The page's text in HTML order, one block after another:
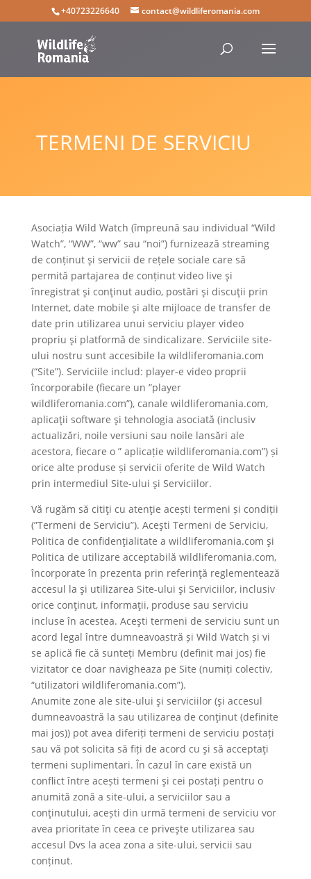
+40723226640 contact@wildliferomania.com
TERMENI DE SERVICIU
Asociația Wild Watch (împreună sau individual “Wild
Watch”, “WW”, “ww” sau “noi”) furnizează streaming
de conținut şi servicii de rețele sociale care să
permită partajarea de conținut video live şi
înregistrat şi conţinut audio, postări şi discuţii prin
Internet, date mobile şi alte mijloace de transfer de
date prin utilizarea unui serviciu player video
propriu şi platformă de sindicalizare. Serviciile site-
ului nostru sunt accesibile la wildliferomania.com
(“Site”). Serviciile includ: player-e video proprii
încorporabile (fiecare un ”player
wildliferomania.com”), canale wildliferomania.com,
aplicaţii software şi tehnologia asociată (inclusiv
actualizări, noile versiuni sau noile lansări ale
acestora, fiecare o ” aplicație wildliferomania.com”) și
orice alte produse și servicii oferite de Wild Watch
prin intermediul Site-ului şi Serviciilor.
Vă rugăm să citiţi cu atenţie acești termeni și condiții
(”Termeni de Serviciu”). Aceşti Termeni de Serviciu,
Politica de confidenţialitate a wildliferomania.com şi
Politica de utilizare acceptabilă wildliferomania.com,
încorporate în prezenta prin referinţă reglementează
accesul la şi utilizarea Site-ului şi Serviciilor, inclusiv
orice conţinut, informaţii, produse sau serviciu
incluse în acestea. Aceşti termeni de serviciu sunt un
acord legal între dumneavoastră și Wild Watch și vi
se aplică fie că sunteți Membru (definit mai jos) fie
vizitator ce doar navigheaza pe Site (numiți colectiv,
“utilizatori wildliferomania.com”).
Anumite zone ale site-ului şi serviciilor (şi accesul
dumneavoastră la sau utilizarea de conţinut (definite
mai jos)) pot avea diferiți termeni de serviciu postați
sau vă pot solicita să fiți de acord cu şi să acceptaţi
termeni suplimentari. În cazul în care există un
conflict între acești termeni şi cei postați pentru o
anumită zonă a site-ului, a serviciilor sau a
conţinutului, acești din urmă termeni de serviciu vor
avea prioritate în ceea ce priveşte utilizarea sau
accesul Dvs la acea zona a site-ului, servicii sau
conținut.